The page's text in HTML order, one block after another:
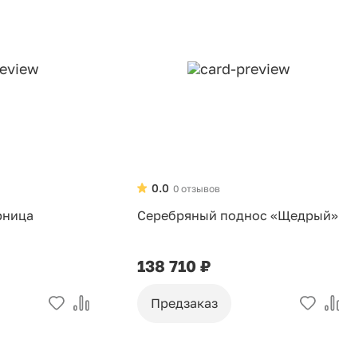
0 отзывов
0.0
Серебряный поднос «Щедрый»
138 710 ₽
Предзаказ